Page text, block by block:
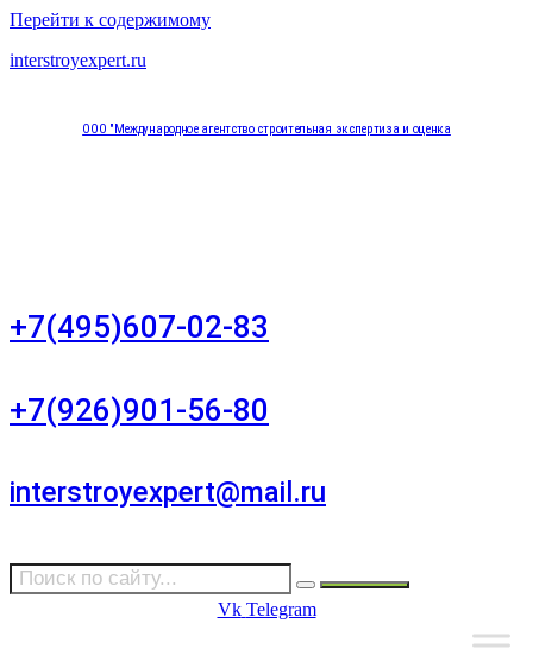
Перейти к содержимому
interstroyexpert.ru
ООО "Международное агентство строительная экспертиза и оценка
+7(495)607-02-83
+7(926)901-56-80
interstroyexpert@mail.ru
Vk Telegram